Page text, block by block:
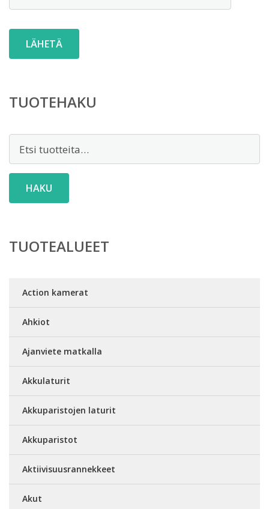
TUOTEHAKU
HAKU
TUOTEALUEET
Action kamerat
Ahkiot
Ajanviete matkalla
Akkulaturit
Akkuparistojen laturit
Akkuparistot
Aktiivisuusrannekkeet
Akut